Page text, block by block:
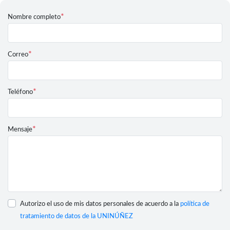
Nombre completo*
Correo*
Teléfono*
Mensaje*
Autorizo el uso de mis datos personales de acuerdo a la política de
tratamiento de datos de la UNINÚÑEZ